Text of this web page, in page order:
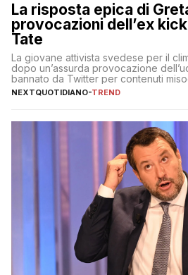
La risposta epica di
provocazioni dell’ex
Tate
La giovane attivista svedese per il
dopo un’assurda provocazione
bannato da Twitter per contenuti
di Elon Musk
NEXTQUOTIDIANO-TREND